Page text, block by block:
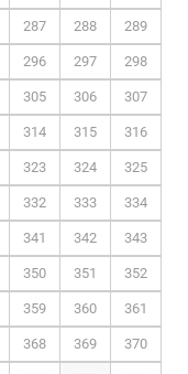
287 288 289
296 297 298
305 306 307
314 315 316
323 324 325
332 333 334
341 342 343
350 351 352
359 360 361
368 369 370